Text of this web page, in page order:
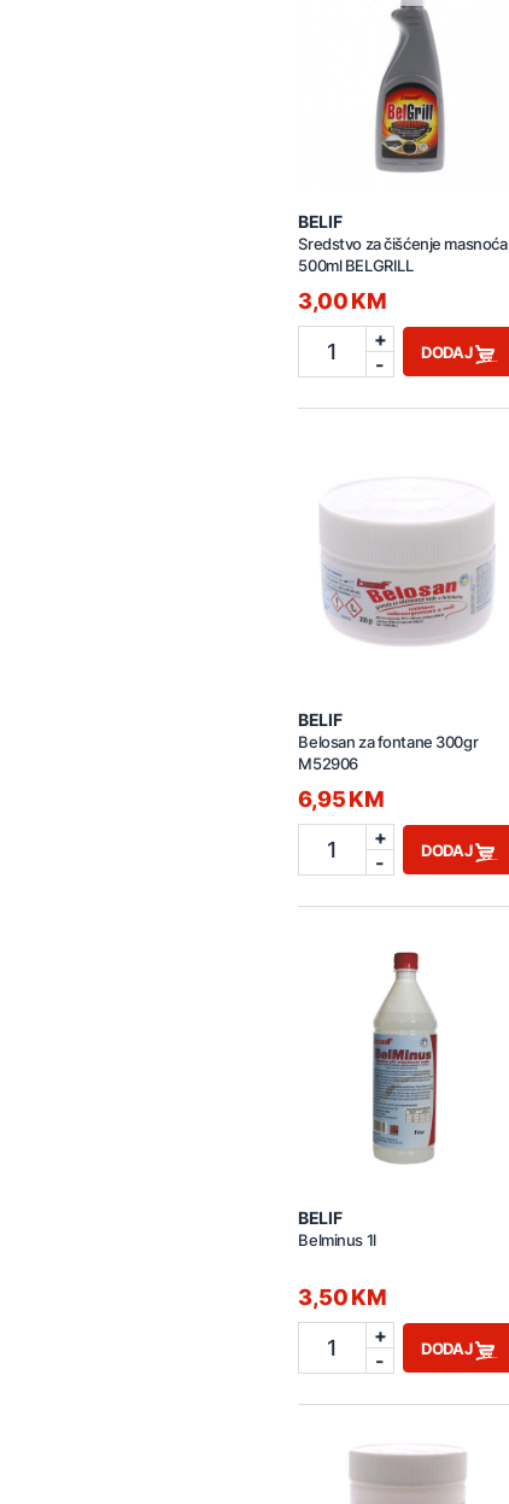
BELIF
Sredstvo za čišćenje masnoća
500ml BELGRILL
3,00 KM
1
+
-
DODAJ
BELIF
Belosan za fontane 300gr
M52906
6,95 KM
1
+
-
DODAJ
BELIF
Belminus 1l
3,50 KM
1
+
-
DODAJ